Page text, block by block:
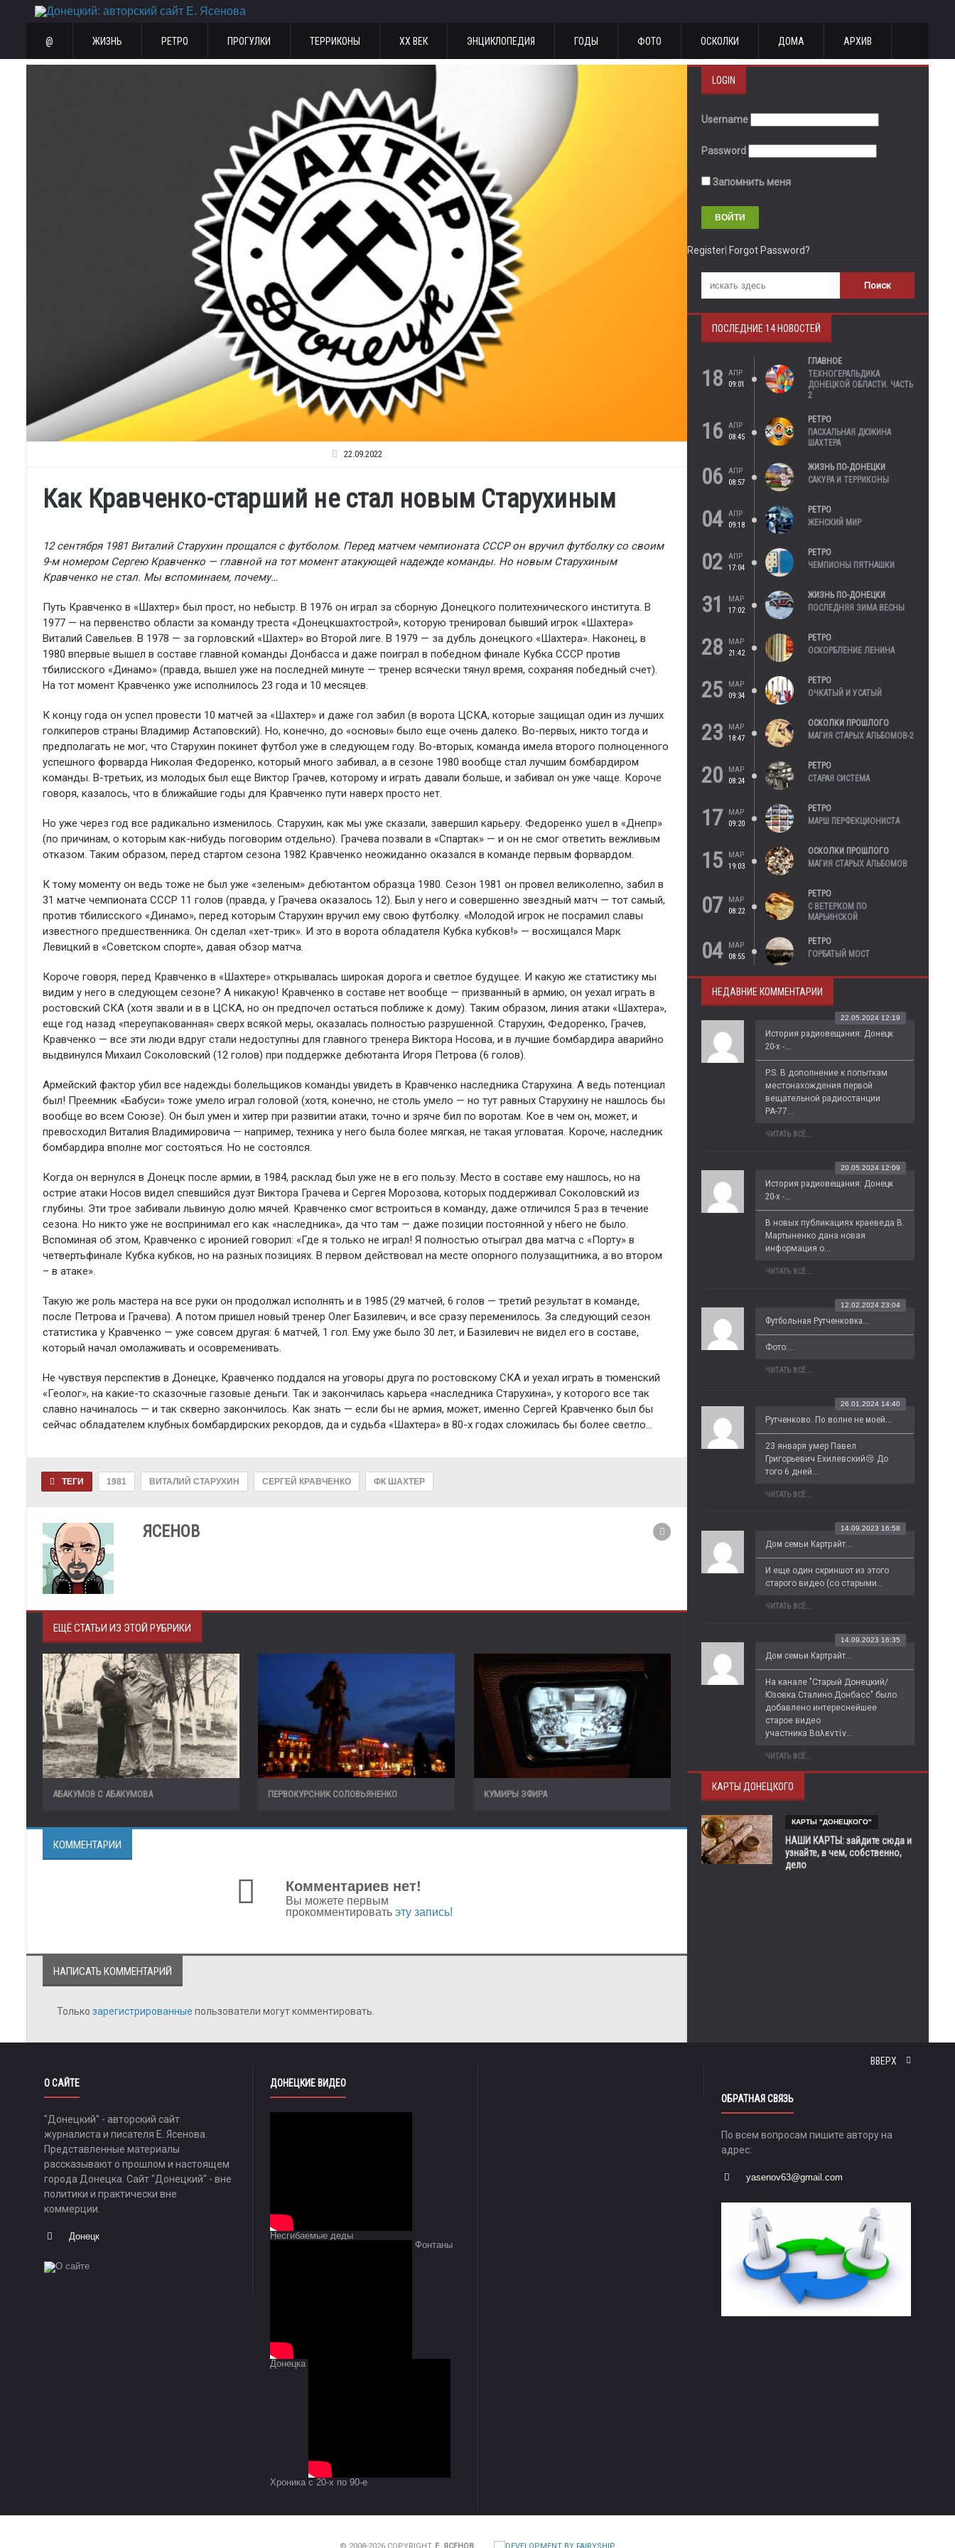
@ ЖИЗНЬ РЕТРО ПРОГУЛКИ ТЕРРИКОНЫ ХХ ВЕК ЭНЦИКЛОПЕДИЯ ГОДЫ ФОТО ОСКОЛКИ ДОМА АРХИВ
22.09.2022
Как Кравченко-старший не стал новым Старухиным
12 сентября 1981 Виталий Старухин прощался с футболом. Перед матчем чемпионата СССР он вручил футболку со своим
9-м номером Сергею Кравченко — главной на тот момент атакующей надежде команды. Но новым Старухиным
Кравченко не стал. Мы вспоминаем, почему…
Путь Кравченко в «Шахтер» был прост, но небыстр. В 1976 он играл за сборную Донецкого политехнического института. В
1977 — на первенство области за команду треста «Донецкшахтострой», которую тренировал бывший игрок «Шахтера»
Виталий Савельев. В 1978 — за горловский «Шахтер» во Второй лиге. В 1979 — за дубль донецкого «Шахтера». Наконец, в
1980 впервые вышел в составе главной команды Донбасса и даже поиграл в победном финале Кубка СССР против
тбилисского «Динамо» (правда, вышел уже на последней минуте — тренер всячески тянул время, сохраняя победный счет).
На тот момент Кравченко уже исполнилось 23 года и 10 месяцев.
К концу года он успел провести 10 матчей за «Шахтер» и даже гол забил (в ворота ЦСКА, которые защищал один из лучших
голкиперов страны Владимир Астаповский). Но, конечно, до «основы» было еще очень далеко. Во-первых, никто тогда и
предполагать не мог, что Старухин покинет футбол уже в следующем году. Во-вторых, команда имела второго полноценного
успешного форварда Николая Федоренко, который много забивал, а в сезоне 1980 вообще стал лучшим бомбардиром
команды. В-третьих, из молодых был еще Виктор Грачев, которому и играть давали больше, и забивал он уже чаще. Короче
говоря, казалось, что в ближайшие годы для Кравченко пути наверх просто нет.
Но уже через год все радикально изменилось. Старухин, как мы уже сказали, завершил карьеру. Федоренко ушел в «Днепр»
(по причинам, о которым как-нибудь поговорим отдельно). Грачева позвали в «Спартак» — и он не смог ответить вежливым
отказом. Таким образом, перед стартом сезона 1982 Кравченко неожиданно оказался в команде первым форвардом.
К тому моменту он ведь тоже не был уже «зеленым» дебютантом образца 1980. Сезон 1981 он провел великолепно, забил в
31 матче чемпионата СССР 11 голов (правда, у Грачева оказалось 12). Был у него и совершенно звездный матч — тот самый,
против тбилисского «Динамо», перед которым Старухин вручил ему свою футболку. «Молодой игрок не посрамил славы
известного предшественника. Он сделал «хет-трик». И это в ворота обладателя Кубка кубков!» — восхищался Марк
Левицкий в «Советском спорте», давая обзор матча.
Короче говоря, перед Кравченко в «Шахтере» открывалась широкая дорога и светлое будущее. И какую же статистику мы
видим у него в следующем сезоне? А никакую! Кравченко в составе нет вообще — призванный в армию, он уехал играть в
ростовский СКА (хотя звали и в в ЦСКА, но он предпочел остаться поближе к дому). Таким образом, линия атаки «Шахтера»,
еще год назад «переупакованная» сверх всякой меры, оказалась полностью разрушенной. Старухин, Федоренко, Грачев,
Кравченко — все эти люди вдруг стали недоступны для главного тренера Виктора Носова, и в лучшие бомбардира аварийно
выдвинулся Михаил Соколовский (12 голов) при поддержке дебютанта Игоря Петрова (6 голов).
Армейский фактор убил все надежды болельщиков команды увидеть в Кравченко наследника Старухина. А ведь потенциал
был! Преемник «Бабуси» тоже умело играл головой (хотя, конечно, не столь умело — но тут равных Старухину не нашлось бы
вообще во всем Союзе). Он был умен и хитер при развитии атаки, точно и зряче бил по воротам. Кое в чем он, может, и
превосходил Виталия Владимировича — например, техника у него была более мягкая, не такая угловатая. Короче, наследник
бомбардира вполне мог состояться. Но не состоялся.
Когда он вернулся в Донецк после армии, в 1984, расклад был уже не в его пользу. Место в составе ему нашлось, но на
острие атаки Носов видел спевшийся дуэт Виктора Грачева и Сергея Морозова, которых поддерживал Соколовский из
глубины. Эти трое забивали львиную долю мячей. Кравченко смог встроиться в команду, даже отличился 5 раз в течение
сезона. Но никто уже не воспринимал его как «наследника», да что там — даже позиции постоянной у н6его не было.
Вспоминая об этом, Кравченко с иронией говорил: «Где я только не играл! Я полностью отыграл два матча с «Порту» в
четвертьфинале Кубка кубков, но на разных позициях. В первом действовал на месте опорного полузащитника, а во втором
– в атаке».
Такую же роль мастера на все руки он продолжал исполнять и в 1985 (29 матчей, 6 голов — третий результат в команде,
после Петрова и Грачева). А потом пришел новый тренер Олег Базилевич, и все сразу переменилось. За следующий сезон
статистика у Кравченко — уже совсем другая: 6 матчей, 1 гол. Ему уже было 30 лет, и Базилевич не видел его в составе,
который начал омолаживать и осовременивать.
Не чувствуя перспектив в Донецке, Кравченко поддался на уговоры друга по ростовскому СКА и уехал играть в тюменский
«Геолог», на какие-то сказочные газовые деньги. Так и закончилась карьера «наследника Старухина», у которого все так
славно начиналось — и так скверно закончилось. Как знать — если бы не армия, может, именно Сергей Кравченко был бы
сейчас обладателем клубных бомбардирских рекордов, да и судьба «Шахтера» в 80-х годах сложилась бы более светло…
ТЕГИ 1981 ВИТАЛИЙ СТАРУХИН СЕРГЕЙ КРАВЧЕНКО ФК ШАХТЕР
ЯСЕНОВ
ЕЩЁ СТАТЬИ ИЗ ЭТОЙ РУБРИКИ
АБАКУМОВ С АБАКУМОВА ПЕРВОКУРСНИК СОЛОВЬЯНЕНКО КУМИРЫ ЭФИРА
КОММЕНТАРИИ
Комментариев нет!
Вы можете первым
прокомментировать эту запись!
НАПИСАТЬ КОММЕНТАРИЙ
Только зарегистрированные пользователи могут комментировать.
LOGIN
Username
Password
Запомнить меня
Register Forgot Password?
ПОСЛЕДНИЕ 14 НОВОСТЕЙ
18
АПР
09:01
ГЛАВНОЕ
ТЕХНОГЕРАЛЬДИКА
ДОНЕЦКОЙ ОБЛАСТИ. ЧАСТЬ
2
16
АПР
08:45
РЕТРО
ПАСХАЛЬНАЯ ДЮЖИНА
ШАХТЕРА
06
АПР
08:57
ЖИЗНЬ ПО-ДОНЕЦКИ
САКУРА И ТЕРРИКОНЫ
04
АПР
09:18
РЕТРО
ЖЕНСКИЙ МИР
02
АПР
17:04
РЕТРО
ЧЕМПИОНЫ ПЯТНАШКИ
31
МАР
17:02
ЖИЗНЬ ПО-ДОНЕЦКИ
ПОСЛЕДНЯЯ ЗИМА ВЕСНЫ
28
МАР
21:42
РЕТРО
ОСКОРБЛЕНИЕ ЛЕНИНА
25
МАР
09:34
РЕТРО
ОЧКАТЫЙ И УСАТЫЙ
23
МАР
18:47
ОСКОЛКИ ПРОШЛОГО
МАГИЯ СТАРЫХ АЛЬБОМОВ-2
20
МАР
08:24
РЕТРО
СТАРАЯ СИСТЕМА
17
МАР
09:20
РЕТРО
МАРШ ПЕРФЕКЦИОНИСТА
15
МАР
19:03
ОСКОЛКИ ПРОШЛОГО
МАГИЯ СТАРЫХ АЛЬБОМОВ
07
МАР
08:22
РЕТРО
С ВЕТЕРКОМ ПО
МАРЬИНСКОЙ
04
МАР
08:55
РЕТРО
ГОРБАТЫЙ МОСТ
НЕДАВНИЕ КОММЕНТАРИИ
История радиовещания: Донецк
20-х -...
22.05.2024 12:19
P.S. В дополнение к попыткам
местонахождения первой
вещательной радиостанции
РА-77...
ЧИТАТЬ ВСЁ...
История радиовещания: Донецк
20-х -...
20.05.2024 12:09
В новых публикациях краеведа В.
Мартыненко дана новая
информация о...
ЧИТАТЬ ВСЁ...
Футбольная Рутченковка...
12.02.2024 23:04
Фото:...
ЧИТАТЬ ВСЁ...
Рутченково. По волне не моей...
26.01.2024 14:40
23 января умер Павел
Григорьевич Ехилевский😢 До
того 6 дней...
ЧИТАТЬ ВСЁ...
Дом семьи Картрайт...
14.09.2023 16:58
И еще один скриншот из этого
старого видео (со старыми...
ЧИТАТЬ ВСЁ...
Дом семьи Картрайт...
14.09.2023 16:35
На канале "Старый Донецкий/
Юзовка.Сталино.Донбасс" было
добавлено интереснейшее
старое видео
участника Βαλεντίν...
ЧИТАТЬ ВСЁ...
КАРТЫ ДОНЕЦКОГО
КАРТЫ "ДОНЕЦКОГО"
НАШИ КАРТЫ: зайдите сюда и
узнайте, в чем, собственно,
дело
ВВЕРХ
О САЙТЕ
"Донецкий" - авторский сайт
журналиста и писателя Е. Ясенова.
Представленные материалы
рассказывают о прошлом и настоящем
города Донецка. Сайт "Донецкий" - вне
политики и практически вне
коммерции.
Донецк
ДОНЕЦКИЕ ВИДЕО
Несгибаемые деды
Фонтаны
Донецка
Хроника с 20-х по 90-е
ОБРАТНАЯ СВЯЗЬ
По всем вопросам пишите автору на
адрес:
yasenov63@gmail.com